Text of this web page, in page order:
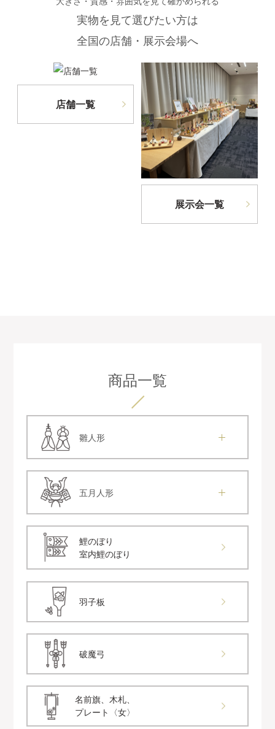
実物を見て選びたい方は
全国の店舗・展示会場へ
店舗一覧
展示会一覧
商品一覧
雛人形
五月人形
鯉のぼり
室内鯉のぼり
羽子板
破魔弓
名前旗、木札、
プレート〈女〉